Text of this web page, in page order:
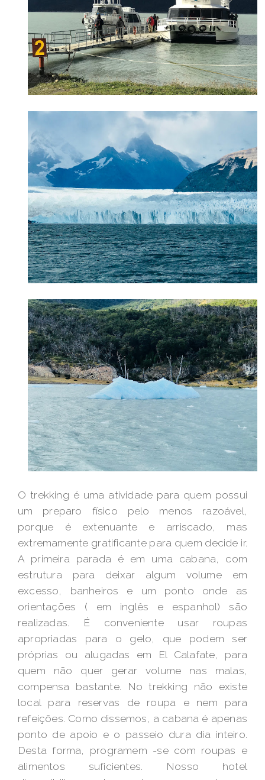
O trekking é uma atividade para quem possui
um preparo físico pelo menos razoável,
porque é extenuante e arriscado, mas
extremamente gratificante para quem decide ir.
A primeira parada é em uma cabana, com
estrutura para deixar algum volume em
excesso, banheiros e um ponto onde as
orientações ( em inglês e espanhol) são
realizadas. É conveniente usar roupas
apropriadas para o gelo, que podem ser
próprias ou alugadas em El Calafate, para
quem não quer gerar volume nas malas,
compensa bastante. No trekking não existe
local para reservas de roupa e nem para
refeições. Como dissemos, a cabana é apenas
ponto de apoio e o passeio dura dia inteiro.
Desta forma, programem -se com roupas e
alimentos suficientes. Nosso hotel